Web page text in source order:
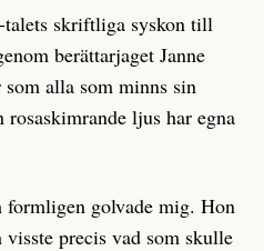
skriftliga syskon till
berättarjaget Janne
alla som minns sin
ljus har egna
formligen golvade mig. Hon
precis vad som skulle